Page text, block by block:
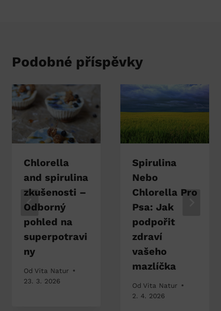
Podobné příspěvky
Chlorella
and spirulina
zkušenosti –
Odborný
pohled na
superpotravi
ny
Od Vita Natur
23. 3. 2026
Spirulina
Nebo
Chlorella Pro
Psa: Jak
podpořit
zdraví
vašeho
mazlíčka
Od Vita Natur
2. 4. 2026